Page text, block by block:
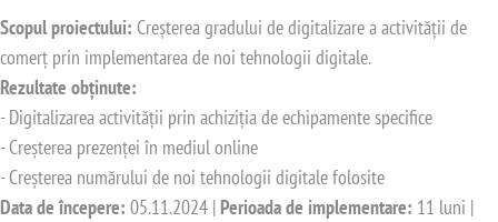
Scopul proiectului: Creșterea gradului de digitalizare a activității de
comerț prin implementarea de noi tehnologii digitale.
Rezultate obținute:
- Digitalizarea activității prin achiziția de echipamente specifice
- Creșterea prezenței în mediul online
- Creșterea numărului de noi tehnologii digitale folosite
Data de începere: 05.11.2024 | Perioada de implementare: 11 luni |